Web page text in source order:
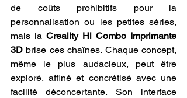
de coûts prohibitifs pour la
personnalisation ou les petites séries,
mais la Creality Hi Combo Imprimante
3D brise ces chaînes. Chaque concept,
même le plus audacieux, peut être
exploré, affiné et concrétisé avec une
facilité déconcertante. Son interface